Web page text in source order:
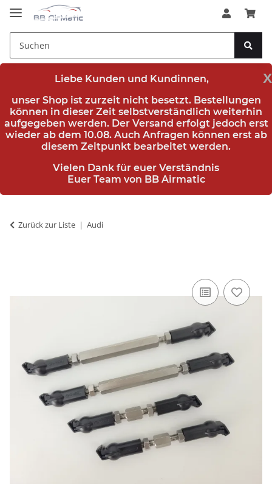
x
Liebe Kunden und Kundinnen,
unser Shop ist zurzeit nicht besetzt. Bestellungen
können in dieser Zeit selbstverständlich weiterhin
aufgegeben werden. Der Versand erfolgt jedoch erst
wieder ab dem 10.08. Auch Anfragen können erst ab
diesem Zeitpunkt bearbeitet werden.
Vielen Dank für euer Verständnis
Euer Team von BB Airmatic
Zurück zur Liste Audi